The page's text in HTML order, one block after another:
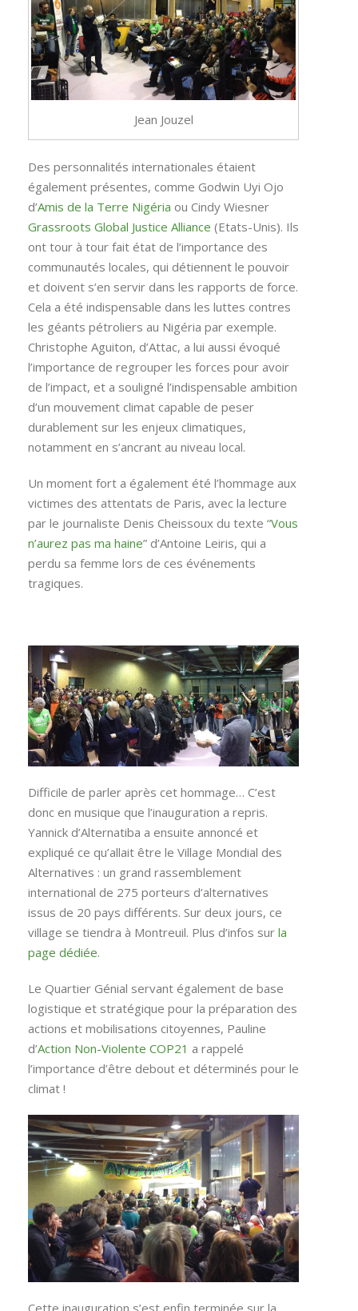
Jean Jouzel
Des personnalités internationales étaient
également présentes, comme Godwin Uyi Ojo
d’Amis de la Terre Nigéria ou Cindy Wiesner
Grassroots Global Justice Alliance (Etats-Unis). Ils
ont tour à tour fait état de l’importance des
communautés locales, qui détiennent le pouvoir
et doivent s’en servir dans les rapports de force.
Cela a été indispensable dans les luttes contres
les géants pétroliers au Nigéria par exemple.
Christophe Aguiton, d’Attac, a lui aussi évoqué
l’importance de regrouper les forces pour avoir
de l’impact, et a souligné l’indispensable ambition
d’un mouvement climat capable de peser
durablement sur les enjeux climatiques,
notamment en s’ancrant au niveau local.
Un moment fort a également été l’hommage aux
victimes des attentats de Paris, avec la lecture
par le journaliste Denis Cheissoux du texte “Vous
n’aurez pas ma haine” d’Antoine Leiris, qui a
perdu sa femme lors de ces événements
tragiques.
Difficile de parler après cet hommage… C’est
donc en musique que l’inauguration a repris.
Yannick d’Alternatiba a ensuite annoncé et
expliqué ce qu’allait être le Village Mondial des
Alternatives : un grand rassemblement
international de 275 porteurs d’alternatives
issus de 20 pays différents. Sur deux jours, ce
village se tiendra à Montreuil. Plus d’infos sur la
page dédiée.
Le Quartier Génial servant également de base
logistique et stratégique pour la préparation des
actions et mobilisations citoyennes, Pauline
d’Action Non-Violente COP21 a rappelé
l’importance d’être debout et déterminés pour le
climat !